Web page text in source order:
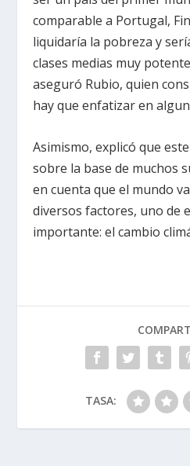
comparable a Portugal,
liquidaría la pobreza y
clases medias muy
aseguró Rubio, quien
hay que enfatizar en
Asimismo, explicó que
sobre la base de muchos
en cuenta que el mundo
diversos factores, uno de
importante: el cambio
TASA: